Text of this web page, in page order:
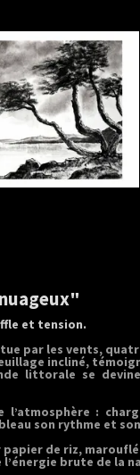
"
et tension.
par les vents,
incliné,
littorale se
l’atmosphère :
son rythme et
papier de riz,
brute de la